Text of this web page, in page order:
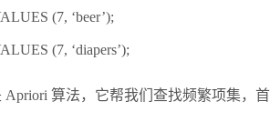
(7, ‘beer’);
(7, ‘diapers’);
算法，它帮我们查找频繁项集，